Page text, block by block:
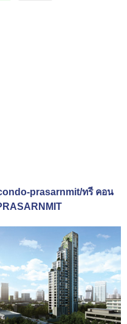
prasarnmit/ทรี คอน